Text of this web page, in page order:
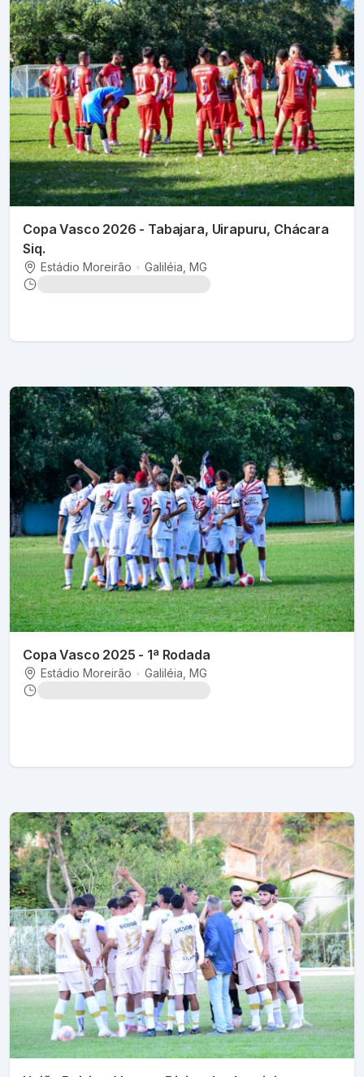
Copa Vasco 2026 - Tabajara, Uirapuru, Chácara
Siq.
Estádio Moreirão • Galiléia , MG
Copa Vasco 2025 - 1ª Rodada
Estádio Moreirão • Galiléia, MG